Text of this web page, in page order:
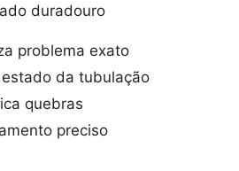
duradouro
problema exato
estado da tubulação
quebras
preciso